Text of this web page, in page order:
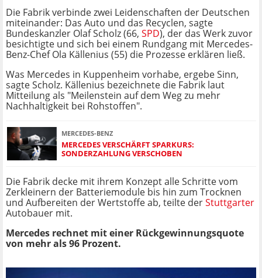
Die Fabrik verbinde zwei Leidenschaften der Deutschen
miteinander: Das Auto und das Recyclen, sagte
Bundeskanzler Olaf Scholz (66, SPD), der das Werk zuvor
besichtigte und sich bei einem Rundgang mit Mercedes-
Benz-Chef Ola Källenius (55) die Prozesse erklären ließ.
Was Mercedes in Kuppenheim vorhabe, ergebe Sinn,
sagte Scholz. Källenius bezeichnete die Fabrik laut
Mitteilung als "Meilenstein auf dem Weg zu mehr
Nachhaltigkeit bei Rohstoffen".
MERCEDES-BENZ
MERCEDES VERSCHÄRFT SPARKURS:
SONDERZAHLUNG VERSCHOBEN
Die Fabrik decke mit ihrem Konzept alle Schritte vom
Zerkleinern der Batteriemodule bis hin zum Trocknen
und Aufbereiten der Wertstoffe ab, teilte derStuttgarter
Autobauer mit.
Mercedes rechnet mit einer Rückgewinnungsquote
von mehr als 96 Prozent.